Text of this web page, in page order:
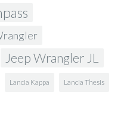
Jeep Wrangler JL
Lancia Kappa Lancia Thesis